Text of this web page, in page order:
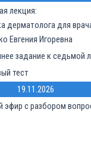
лекция:
дерматолога для
Евгения Игоревна
задание к седьмой
тест
19.11.2026
эфир с разбором